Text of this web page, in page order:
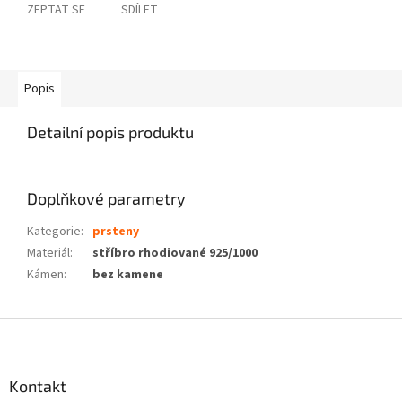
ZEPTAT SE SDÍLET
Popis
Detailní popis produktu
Doplňkové parametry
Kategorie: prsteny
Materiál:
stříbro rhodiované 925/1000
Kámen: bez kamene
Kontakt